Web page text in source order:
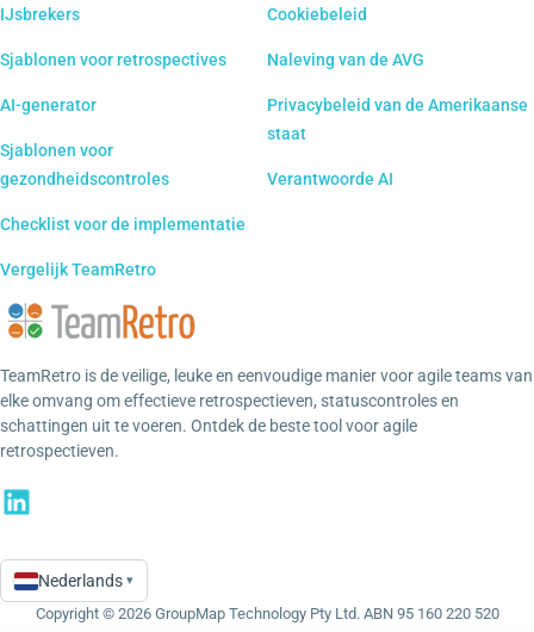
IJsbrekers
Sjablonen voor retrospectives
AI-generator
Sjablonen voor
gezondheidscontroles
Checklist voor de implementatie
Vergelijk TeamRetro
Cookiebeleid
Naleving van de AVG
Privacybeleid van de Amerikaanse
staat
Verantwoorde AI
TeamRetro is de veilige, leuke en eenvoudige manier voor agile teams van
elke omvang om effectieve retrospectieven, statuscontroles en
schattingen uit te voeren. Ontdek de beste tool voor agile
retrospectieven.
Language
Nederlands ▾
Copyright © 2026 GroupMap Technology Pty Ltd. ABN 95 160 220 520